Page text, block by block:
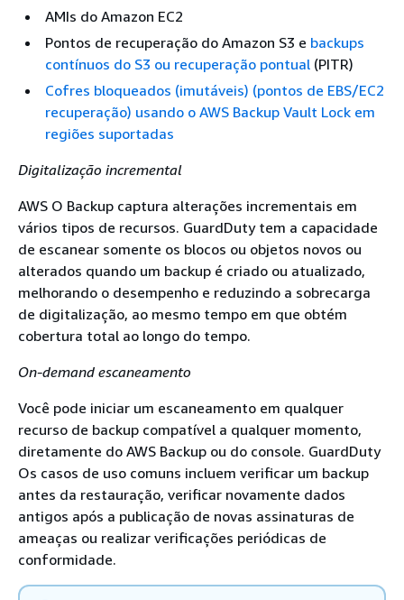
AMIs do Amazon EC2
Pontos de recuperação do Amazon S3 e backups
contínuos do S3 ou recuperação pontual (PITR)
Cofres bloqueados (imutáveis) (pontos de EBS/EC2
recuperação) usando o AWS Backup Vault Lock em
regiões suportadas
Digitalização incremental
AWS O Backup captura alterações incrementais em
vários tipos de recursos. GuardDuty tem a capacidade
de escanear somente os blocos ou objetos novos ou
alterados quando um backup é criado ou atualizado,
melhorando o desempenho e reduzindo a sobrecarga
de digitalização, ao mesmo tempo em que obtém
cobertura total ao longo do tempo.
On-demand escaneamento
Você pode iniciar um escaneamento em qualquer
recurso de backup compatível a qualquer momento,
diretamente do AWS Backup ou do console. GuardDuty
Os casos de uso comuns incluem verificar um backup
antes da restauração, verificar novamente dados
antigos após a publicação de novas assinaturas de
ameaças ou realizar verificações periódicas de
conformidade.